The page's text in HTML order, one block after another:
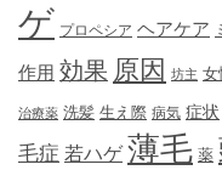
ゲ プロペシア ヘアケア
作用 効果 原因 坊主 女
治療薬 洗髪 生え際 病気 症状
毛症 若ハゲ 薄毛 薬